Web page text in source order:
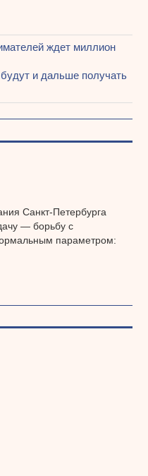
ждет миллион
и дальше получать
Санкт-Петербурга
— борьбу с
параметром: